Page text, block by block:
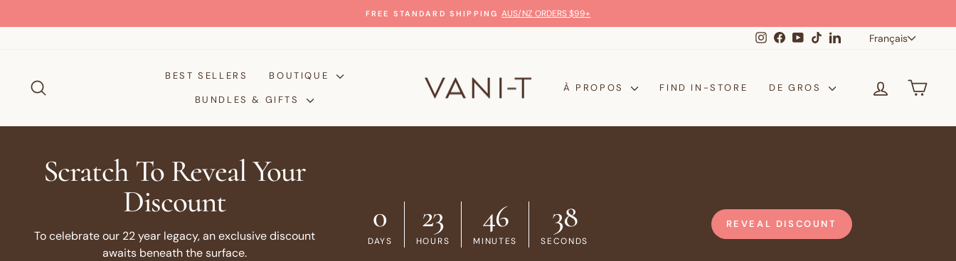
au
InstagramFacebookYouTube
TikTokLinkedInLangue
Français
BEST SELLERS
BOUTIQUE
BUNDLES & GIFTS
À PROPOS FIND IN-STORE DE GROS SE
Scratch To Reveal Your
Discount
To celebrate our 22 year legacy, an exclusive discount
awaits beneath the surface.
0
DAYS
23
HOURS
46
MINUTES
37
SECONDS
REVEAL DISCOUNT